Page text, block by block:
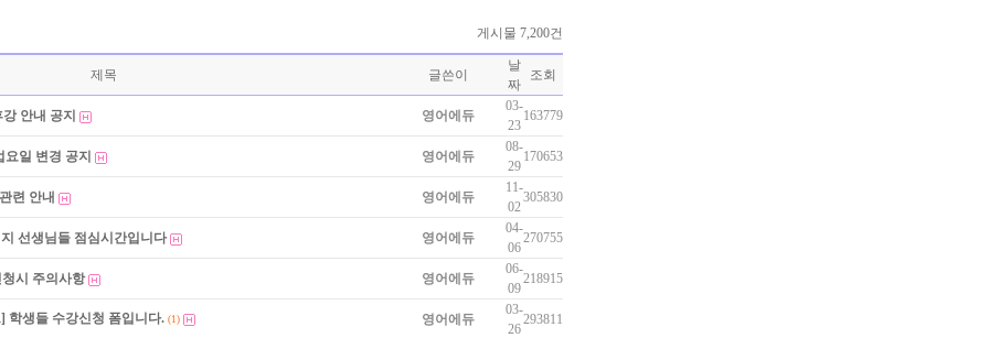
게시물 7,200건
제목 글쓴이
날
짜
조회
안내 공지 영어에듀
03-
23
163779
일 변경 공지 영어에듀
08-
29
170653
련 안내 영어에듀
11-
02
305830
선생님들 점심시간입니다 영어에듀
04-
06
270755
시 주의사항 영어에듀
06-
09
218915
학생들 수강신청 폼입니다. (1) 영어에듀
03-
26
293811